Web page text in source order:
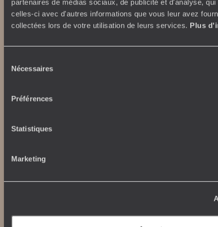
partenaires de médias sociaux, de publicité et d'analyse,
celles-ci avec d'autres informations que vous leur avez
collectées lors de votre utilisation de leurs services. Plus
Nécessaires
Préférences
Statistiques
Marketing
Qui sommes-nous ?
L’Esprit Voyageurs